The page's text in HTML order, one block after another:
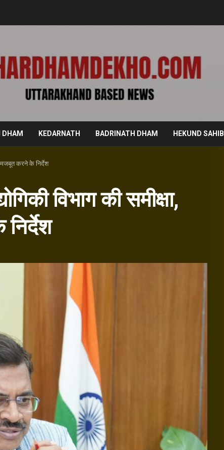
DHAM KEDARNATH BADRINATH DHAM HEKUND SAHIB
मजबूत करने के निर्देश
विभाग की समीक्षा,